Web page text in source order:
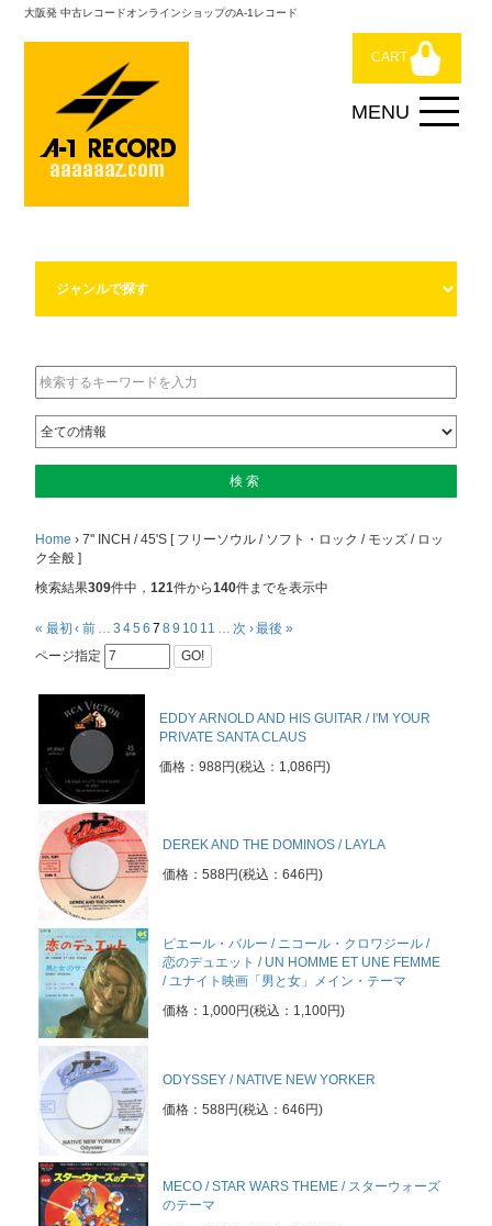
大阪発 中古レコードオンラインショップのA-1レコード
CART
Home ›7'' INCH / 45'S [ フリーソウル / ソフト・ロック / モッズ / ロッ
ク全般 ]
検索結果309件中，121件から140件までを表示中
« 最初 ‹ 前 … 3 45 6 7 89 10 11 … 次 ›最後 »
ページ指定
GO!
EDDY ARNOLD AND HIS GUITAR / I'M YOUR
PRIVATE SANTA CLAUS
価格：988円(税込：1,086円)
DEREK AND THE DOMINOS / LAYLA
価格：588円(税込：646円)
ピエール・バルー / ニコール・クロワジール /
恋のデュエット / UN HOMME ET UNE FEMME
/ ユナイト映画「男と女」メイン・テーマ
価格：1,000円(税込：1,100円)
ODYSSEY / NATIVE NEW YORKER
価格：588円(税込：646円)
MECO / STAR WARS THEME / スターウォーズ
のテーマ